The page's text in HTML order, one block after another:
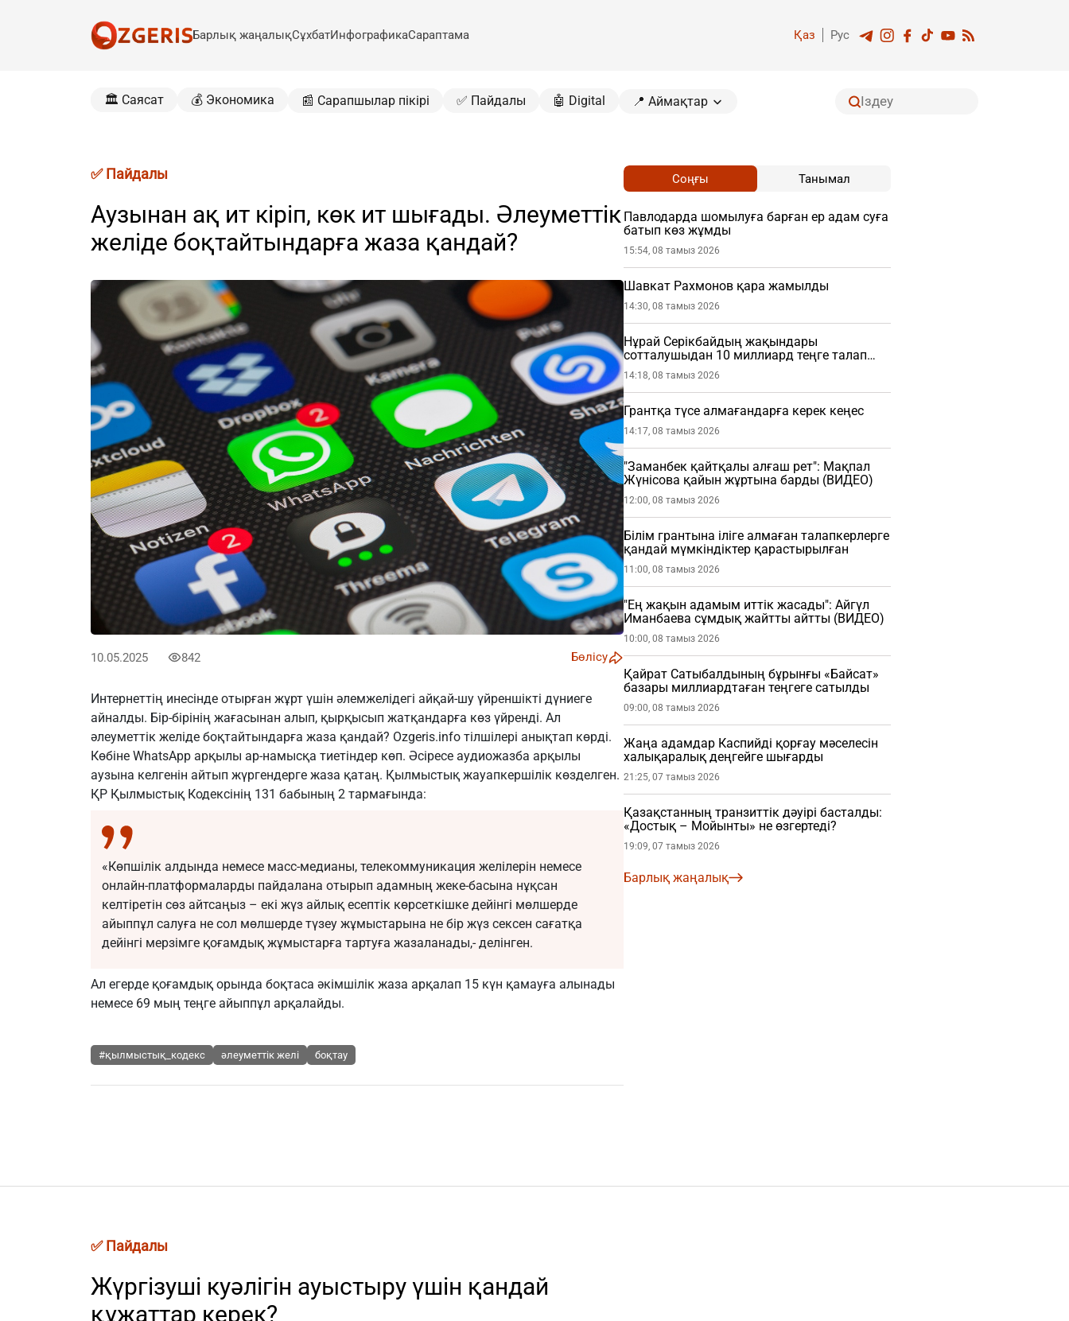
Барлық жаңалықСұхбатИнфографикаСараптама Қаз Рус
🏛️ Саясат 💰 Экономика 📰 Сарапшылар пікірі ✅ Пайдалы 🤖 Digital 📍 Аймақтар
✅ Пайдалы
Аузынан ақ ит кіріп, көк ит шығады. Әлеуметтік
желіде боқтайтындарға жаза қандай?
10.05.2025 842 Бөлісу
Интернеттің инесінде отырған жұрт үшін әлемжелідегі айқай-шу үйреншікті дүниеге
айналды. Бір-бірінің жағасынан алып, қырқысып жатқандарға көз үйренді. Ал
әлеуметтік желіде боқтайтындарға жаза қандай? Ozgeris.info тілшілері анықтап көрді.
Көбіне WhatsApp арқылы ар-намысқа тиетіндер көп. Әсіресе аудиожазба арқылы
аузына келгенін айтып жүргендерге жаза қатаң. Қылмыстық жауапкершілік көзделген.
ҚР Қылмыстық Кодексiнің 131 бабының 2 тармағында:
«Көпшiлiк алдында немесе масс-медианы, телекоммуникация желілерін немесе
онлайн-платформаларды пайдалана отырып адамның жеке-басына нұқсан
келтіретін сөз айтсаңыз – екі жүз айлық есептiк көрсеткiшке дейiнгi мөлшерде
айыппұл салуға не сол мөлшерде түзеу жұмыстарына не бір жүз сексен сағатқа
дейінгі мерзімге қоғамдық жұмыстарға тартуға жазаланады,- делінген.
Ал егерде қоғамдық орында боқтаса әкімшілік жаза арқалап 15 күн қамауға алынады
немесе 69 мың теңге айыппұл арқалайды.
#қылмыстық_кодекс әлеуметтік желі боқтау
Соңғы Танымал
Павлодарда шомылуға барған ер адам суға
батып көз жұмды
15:54, 08 тамыз 2026
Шавкат Рахмонов қара жамылды
14:30, 08 тамыз 2026
Нұрай Серікбайдың жақындары
сотталушыдан 10 миллиард теңге талап
етті
14:18, 08 тамыз 2026
Грантқа түсе алмағандарға керек кеңес
14:17, 08 тамыз 2026
"Заманбек қайтқалы алғаш рет": Мақпал
Жүнісова қайын жұртына барды (ВИДЕО)
12:00, 08 тамыз 2026
Білім грантына іліге алмаған талапкерлерге
қандай мүмкіндіктер қарастырылған
11:00, 08 тамыз 2026
"Ең жақын адамым иттік жасады": Айгүл
Иманбаева сұмдық жайтты айтты (ВИДЕО)
10:00, 08 тамыз 2026
Қайрат Сатыбалдының бұрынғы «Байсат»
базары миллиардтаған теңгеге сатылды
09:00, 08 тамыз 2026
Жаңа адамдар Каспийді қорғау мәселесін
халықаралық деңгейге шығарды
21:25, 07 тамыз 2026
Қазақстанның транзиттік дәуірі басталды:
«Достық – Мойынты» не өзгертеді?
19:09, 07 тамыз 2026
Барлық жаңалық
✅ Пайдалы
Жүргізуші куәлігін ауыстыру үшін қандай
құжаттар керек?